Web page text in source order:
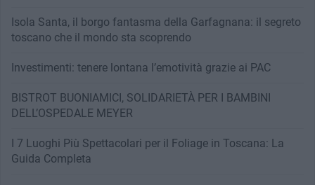
Isola Santa, il borgo fantasma della Garfagnana: il segreto
toscano che il mondo sta scoprendo
Investimenti: tenere lontana l’emotività grazie ai PAC
BISTROT BUONIAMICI, SOLIDARIETÀ PER I BAMBINI
DELL’OSPEDALE MEYER
I 7 Luoghi Più Spettacolari per il Foliage in Toscana: La
Guida Completa